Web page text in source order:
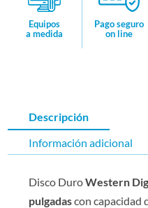
Equipos
a medida
Pago seguro
on line
Descripción
Información adicional
Disco DuroWestern
pulgadascon capacidad